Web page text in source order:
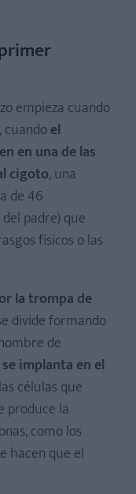
empieza cuando
cuandoel
en una de las
cigoto, una
de 46
padre) que
físicos o las
la trompa de
divide formando
de
implanta en el
células que
produce la
como los
hacen que el